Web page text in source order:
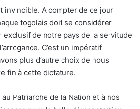
invincible. A compter de ce jour
togolais doit se considérer
exclusif de notre pays de la servitude
C’est un impératif
plus d’autre choix de nous
fin à cette dictature.
Patriarche de la Nation et à nos